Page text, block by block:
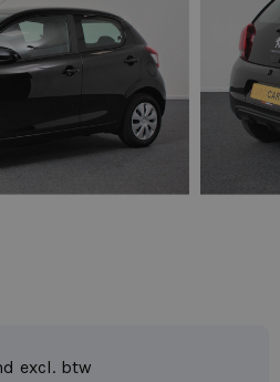
excl. btw